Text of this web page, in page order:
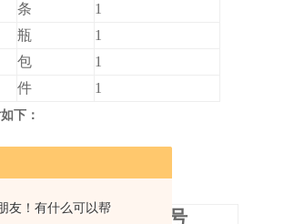
友！有什么可以帮
条
1
瓶
1
包
1
件 1
下：
型号